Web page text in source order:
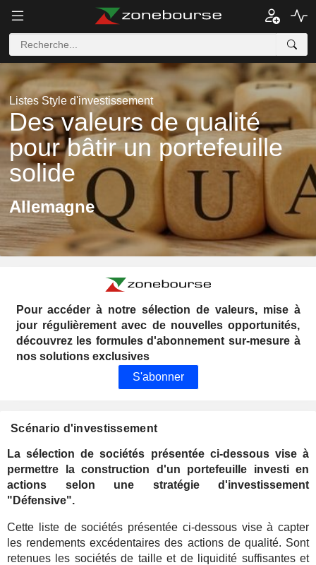
Listes Style d'investissement
Des valeurs de qualité
pour bâtir un portefeuille
solide
Allemagne
Pour accéder à notre sélection de valeurs, mise à
jour régulièrement avec de nouvelles opportunités,
découvrez les formules d'abonnement sur-mesure à
nos solutions exclusives
S'abonner
Scénario d'investissement
La sélection de sociétés présentée ci-dessous vise à
permettre la construction d'un portefeuille investi en
actions selon une stratégie d'investissement
"Défensive".
Cette liste de sociétés présentée ci-dessous vise à capter
les rendements excédentaires des actions de qualité. Sont
retenues les sociétés de taille et de liquidité suffisantes et